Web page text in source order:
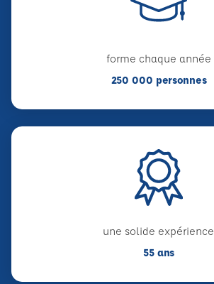
forme chaque année
250 000 personnes
une solide expérience
55 ans